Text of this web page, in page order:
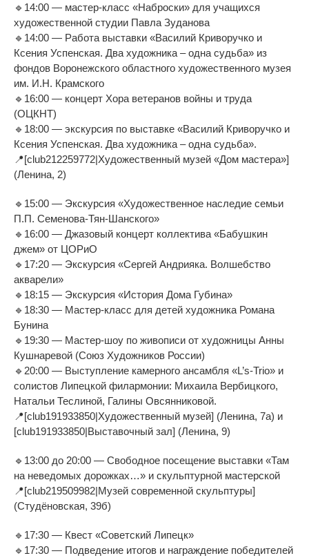
🔹14:00 — мастер-класс «Наброски» для учащихся
художественной студии Павла Зуданова
🔹14:00 — Работа выставки «Василий Криворучко и
Ксения Успенская. Два художника – одна судьба» из
фондов Воронежского областного художественного музея
им. И.Н. Крамского
🔹16:00 — концерт Хора ветеранов войны и труда
(ОЦКНТ)
🔹18:00 — экскурсия по выставке «Василий Криворучко и
Ксения Успенская. Два художника – одна судьба».
📍[club212259772|Художественный музей «Дом мастера»]
(Ленина, 2)
🔹15:00 — Экскурсия «Художественное наследие семьи
П.П. Семенова-Тян-Шанского»
🔹16:00 — Джазовый концерт коллектива «Бабушкин
джем» от ЦОРиО
🔹17:20 — Экскурсия «Сергей Андрияка. Волшебство
акварели»
🔹18:15 — Экскурсия «История Дома Губина»
🔹18:30 — Мастер-класс для детей художника Романа
Бунина
🔹19:30 — Мастер-шоу по живописи от художницы Анны
Кушнаревой (Союз Художников России)
🔹20:00 — Выступление камерного ансамбля «L’s-Trio» и
солистов Липецкой филармонии: Михаила Вербицкого,
Натальи Теслиной, Галины Овсянниковой.
📍[club191933850|Художественный музей] (Ленина, 7а) и
[club191933850|Выставочный зал] (Ленина, 9)
🔹13:00 до 20:00 — Свободное посещение выставки «Там
на неведомых дорожках…» и скульптурной мастерской
📍[club219509982|Музей современной скульптуры]
(Студёновская, 39б)
🔹17:30 — Квест «Советский Липецк»
🔹17:30 — Подведение итогов и награждение победителей